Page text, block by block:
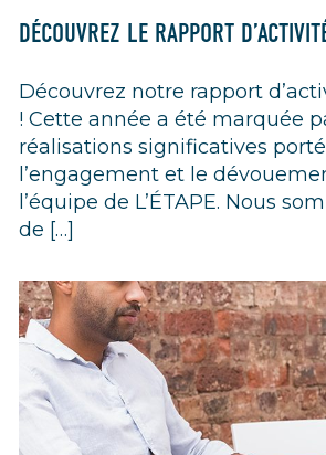
DÉCOUVREZ LE RAPPORT
Découvrez notre rapport
! Cette année a été marquée
réalisations significatives
l’engagement et le
l’équipe de L’ÉTAPE. Nous
de […]